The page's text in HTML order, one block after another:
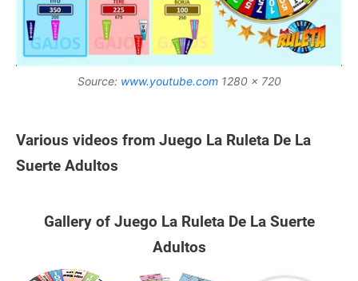
Source: www.youtube.com1280 x 720
Various videos from Juego La Ruleta De La
Suerte Adultos
Gallery of Juego La Ruleta De La Suerte
Adultos